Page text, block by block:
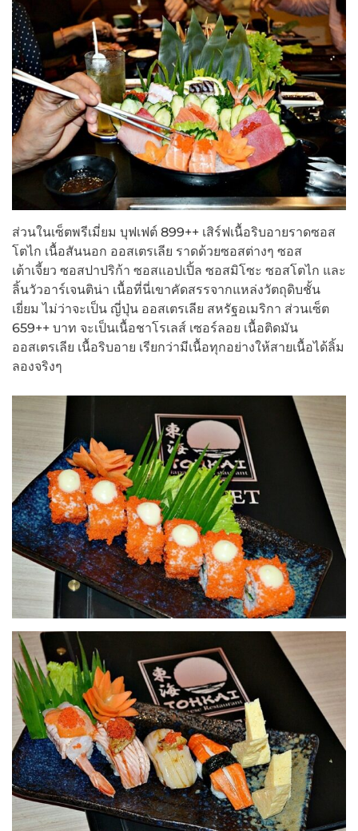
ส่วนในเซ็ตพรีเมี่ยม บุฟเฟต์ 899++ เสิร์ฟเนื้อริบอายราดซอส
โตไก เนื้อสันนอก ออสเตรเลีย ราดด้วยซอสต่างๆ ซอส
เต้าเจี้ยว ซอสปาปริก้า ซอสแอปเปิ้ล ซอสมิโซะ ซอสโตไก และ
ลิ้นวัวอาร์เจนติน่า เนื้อที่นี่เขาคัดสรรจากแหล่งวัตถุดิบชั้น
เยี่ยม ไม่ว่าจะเป็น ญี่ปุ่น ออสเตรเลีย สหรัฐอเมริกา ส่วนเซ็ต
659++ บาท จะเป็นเนื้อชาโรเลส์ เซอร์ลอย เนื้อติดมัน
ออสเตรเลีย เนื้อริบอาย เรียกว่ามีเนื้อทุกอย่างให้สายเนื้อได้ลิ้ม
ลองจริงๆ